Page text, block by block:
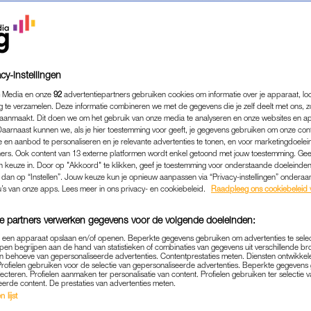
ZO SCOOR JE IN
DAGEN VRIJ MET
VAKANTIEDAGEN
EVEN WEG|GOED OM TE WETEN
02-01-2026 | LINDA.
de start zitten van 2026, is dit wél een mooi
instellingen
en onze 92 advertentiepartners gebruiken cookies om informatie over je apparaat,
te verzamelen. Deze informatie combineren we met de gegevens die je zelf deelt met ons,
Dit doen we om het gebruik van onze media te analyseren en onze websites en
kunnen we, als je hier toestemming voor geeft, je gegevens gebruiken om onze
en aanbod te personaliseren en je relevante advertenties te tonen, en voor
Ook content van 13 externe platformen wordt enkel getoond met jouw toestemming.
keuze in. Door op "Akkoord" te klikken, geef je toestemming voor onderstaande
op “Instellen”. Jouw keuze kun je opnieuw aanpassen via “Privacy-instellingen”
van onze apps. Lees meer in ons privacy- en cookiebeleid.
Raadpleeg ons cookiebeleid
partners verwerken gegevens voor de volgende doeleinden:
apparaat opslaan en/of openen. Beperkte gegevens gebruiken om advertenties te
begrijpen aan de hand van statistieken of combinaties van gegevens uit verschillende
behoeve van gepersonaliseerde advertenties. Contentprestaties meten. Diensten
gebruiken voor de selectie van gepersonaliseerde advertenties. Beperkte
Profielen aanmaken ter personalisatie van content. Profielen gebruiken ter selectie
content. De prestaties van advertenties meten.
lijst